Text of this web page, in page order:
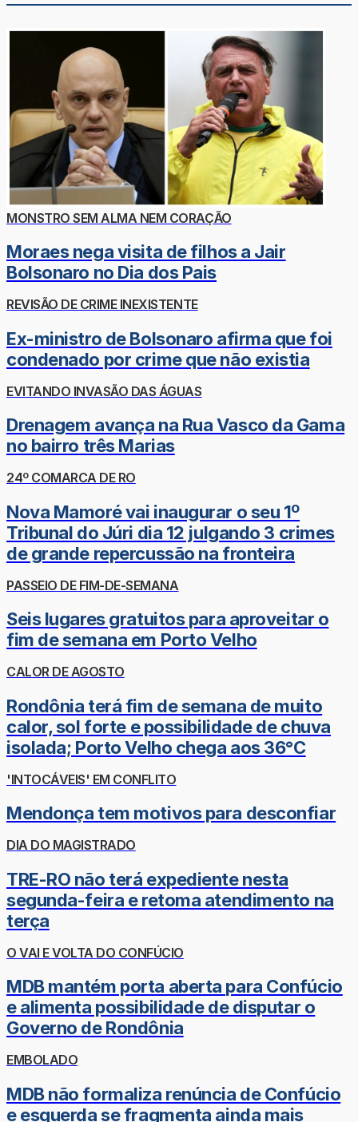
MONSTRO SEM ALMA NEM CORAÇÃO
Moraes nega visita de filhos a Jair
Bolsonaro no Dia dos Pais
REVISÃO DE CRIME INEXISTENTE
Ex-ministro de Bolsonaro afirma que foi
condenado por crime que não existia
EVITANDO INVASÃO DAS ÁGUAS
Drenagem avança na Rua Vasco da Gama
no bairro três Marias
24º COMARCA DE RO
Nova Mamoré vai inaugurar o seu 1º
Tribunal do Júri dia 12 julgando 3 crimes
de grande repercussão na fronteira
PASSEIO DE FIM-DE-SEMANA
Seis lugares gratuitos para aproveitar o
fim de semana em Porto Velho
CALOR DE AGOSTO
Rondônia terá fim de semana de muito
calor, sol forte e possibilidade de chuva
isolada; Porto Velho chega aos 36°C
'INTOCÁVEIS' EM CONFLITO
Mendonça tem motivos para desconfiar
DIA DO MAGISTRADO
TRE-RO não terá expediente nesta
segunda-feira e retoma atendimento na
terça
O VAI E VOLTA DO CONFÚCIO
MDB mantém porta aberta para Confúcio
e alimenta possibilidade de disputar o
Governo de Rondônia
EMBOLADO
MDB não formaliza renúncia de Confúcio
e esquerda se fragmenta ainda mais